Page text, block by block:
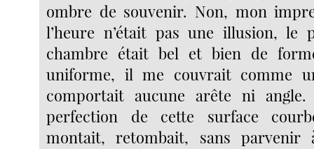
ombre de souvenir. Non, mon
l’heure n’était pas une illusion, le
chambre était bel et bien de
uniforme, il me couvrait comme
comportait aucune arête ni
perfection de cette surface
montait, retombait, sans parvenir